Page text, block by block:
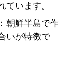
ています。
：朝鮮半島で作
いが特徴で